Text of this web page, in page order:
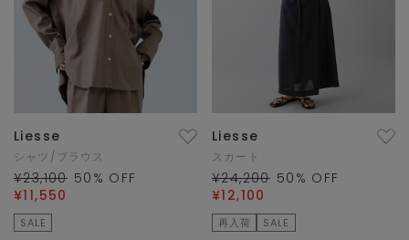
Liesse
シャツ/ブラウス
¥23,100 50 % OFF
¥11,550
SALE
Liesse
スカート
¥24,200 50 % OFF
¥12,100
再入荷 SALE